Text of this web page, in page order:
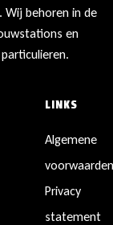
Wij behoren in de
en
LINKS
Algemene
Privacy
statement